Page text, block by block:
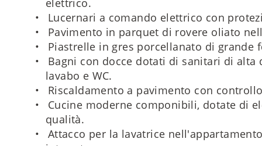
Lucernari a comando elettrico con
Pavimento in parquet di rovere oliato
Piastrelle in gres porcellanato di grande
Bagni con docce dotati di sanitari di alta
lavabo e WC.
Riscaldamento a pavimento con
Cucine moderne componibili, dotate di
qualità.
Attacco per la lavatrice